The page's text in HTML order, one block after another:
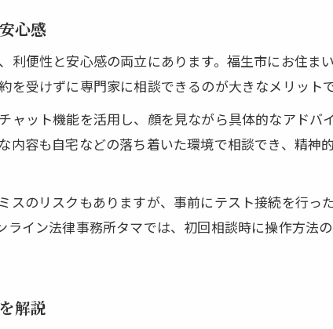
弁護士オンライン相談で手軽にトラブルを解決する
オンライン弁護士相談の無料活用術と注意点
法律事務所オンライン相談で早期対応のススメ
弁護士オンライン相談が初めてでも安心のサポート
オンライン面談弁護士と信頼関係を築くポイント
弁護士オンライン相談のメリットとリスクを徹底解
オンライン法律相談のデメリットと解決法を紹介
オンライン面談弁護士利用時のポイントまとめ
心感
利便性と安心感の両立にあります。福生市にお住ま
を受けずに専門家に相談できるのが大きなメリット
ャット機能を活用し、顔を見ながら具体的なアドバ
内容も自宅などの落ち着いた環境で相談でき、精神
スのリスクもありますが、事前にテスト接続を行っ
ライン法律事務所タマでは、初回相談時に操作方法
解説